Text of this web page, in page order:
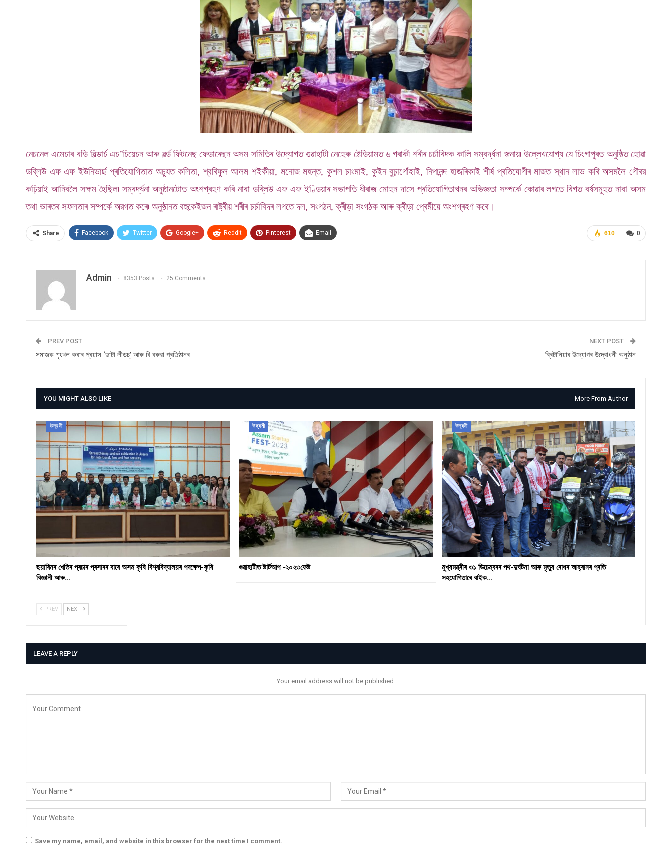
নেচনেল এমেচাৰ বডি বিল্ডাৰ্চ এচ’চিয়েচন আৰু ৱৰ্ল্ড ফিটনেছ ফেডাৰেছন অসম সমিতিৰ উদ্যোগত গুৱাহাটী নেহেৰু ষ্টেডিয়ামত ৬ গৰাকী শৰীৰ চৰ্চাবিদক কালি সম্বৰ্দ্ধনা জনায়৷ উল্লেখযোগ্য যে চিংগাপুৰত অনুষ্ঠিত হোৱা
ডব্লিউ এফ এফ ইউনিভাৰ্ছ প্ৰতিযোগিতাত অচ্যুত কলিতা, শ্বৰিফুল আলম শইকীয়া, মনোজ মহন্ত, কুশল চাংমাই, কুইন বুঢ়াগোঁহাই, নিপানন্দ হাজৰিকাই শীৰ্ষ প্ৰতিযোগীৰ মাজত স্থান লাভ কৰি অসমলৈ গৌৰৱ
কঢ়িয়াই আনিবলৈ সক্ষম হৈছিল৷ সম্বৰ্দ্ধনা অনুষ্ঠানটোত অংশগ্ৰহণ কৰি নাবা ডব্লিউ এফ এফ ইণ্ডিয়াৰ সভাপতি ধীৰাজ মোহন দাসে প্ৰতিযোগিতাখনৰ অভিজ্ঞতা সম্পৰ্কে কোৱাৰ লগতে বিগত বৰ্ষসমূহত নাবা অসম
তথা ভাৰতৰ সফলতাৰ সম্পৰ্কে অৱগত কৰে৷ অনুষ্ঠানত বহুকেইজন ৰাষ্ট্ৰীয় শৰীৰ চৰ্চাবিদৰ লগতে দল, সংগঠন, ক্ৰীড়া সংগঠক আৰু ক্ৰীড়া প্ৰেমীয়ে অংশগ্ৰহণ কৰে।
0
610
Share Facebook Twitter Google+ ReddIt Pinterest Email
Admin 8353 Posts 25 Comments
PREV POST
সমাজক শৃংখল কৰাৰ প্ৰয়াস ‘ডাটা লীডচ্’ আৰু বি বৰুৱা প্ৰতিষ্ঠানৰ
NEXT POST
ব্ৰিটানিয়াৰ উদ্যোগৰ উদ্বোধনী অনুষ্ঠান
YOU MIGHT ALSO LIKE More From Author
উদ্যমী
ছয়াবিনৰ খেতিৰ প্ৰচাৰ প্ৰসাৰৰ বাবে অসম কৃষি বিশ্ববিদ্যালয়ৰ পদক্ষেপ-কৃষি
বিজ্ঞানী আৰু…
উদ্যমী
গুৱাহাটীত ষ্টাৰ্টআপ -২০২৩ফেষ্ট
উদ্যমী
মুখ্যমন্ত্ৰীৰ ৩১ ডিচেম্বৰৰ পথ-দুৰ্ঘটনা আৰু মৃত্যু ৰোধৰ আহ্বানৰ প্ৰতি
সহযোগিতাৰে বাইক…
PREV NEXT
LEAVE A REPLY
Your email address will not be published.
Save my name, email, and website in this browser for the next time I comment.